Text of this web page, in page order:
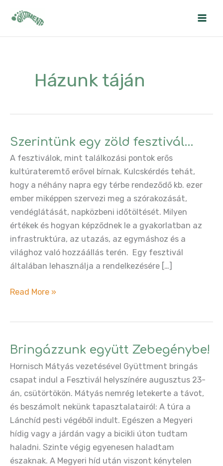
Házunk táján
Szerintünk egy zöld fesztivál…
A fesztiválok, mint találkozási pontok erős
kultúrateremtő erővel bírnak. Kulcskérdés tehát,
hogy a néhány napra egy térbe rendeződő kb. ezer
ember miképpen szervezi meg a szórakozását,
vendéglátását, napközbeni időtöltését. Milyen
értékek és hogyan képződnek le a gyakorlatban az
infrastruktúra, az utazás, az egymáshoz és a
világhoz való hozzáállás terén. Egy fesztivál
általában lehasználja a rendelkezésére […]
Szerintünk
Read More »
Bringázzunk együtt Zebegénybe!
Hornisch Mátyás vezetésével Gyüttment bringás
csapat indul a Fesztivál helyszínére augusztus 23-
án, csütörtökön. Mátyás nemrég letekerte a távot,
és beszámolt nekünk tapasztalatairól: A túra a
Lánchíd pesti végéből indult. Egészen a Megyeri
hídig vagy a járdán vagy a bicikli úton tudtam
haladni. Szinte végig egyenesen haladtam
északnak. A Megyeri híd után viszont kénytelen